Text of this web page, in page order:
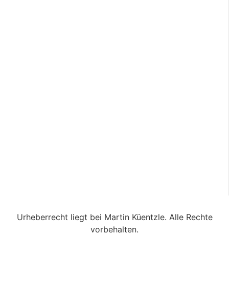
Urheberrecht liegt bei Martin Küentzle. Alle Rechte
vorbehalten.